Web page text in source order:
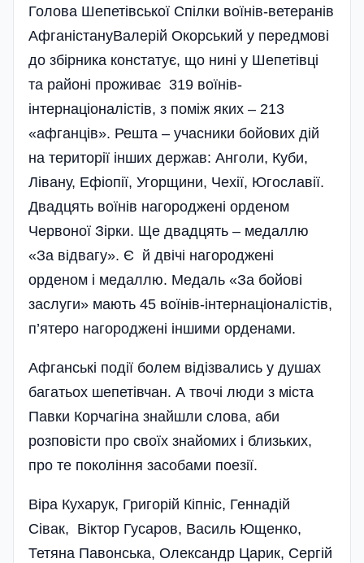
Голова Шепетівської Спілки воїнів-ветеранів
АфганістануВалерій Окорський у передмові
до збірника констатує, що нині у Шепетівці
та районі проживає 319 воїнів-
інтернаціоналістів, з поміж яких – 213
«афганців». Решта – учасники бойових дій
на території інших держав: Анголи, Куби,
Лівану, Ефіопії, Угорщини, Чехії, Югославії.
Двадцять воїнів нагороджені орденом
Червоної Зірки. Ще двадцять – медаллю
«За відвагу». Є й двічі нагороджені
орденом і медаллю. Медаль «За бойові
заслуги» мають 45 воїнів-інтернаціоналістів,
п’ятеро нагороджені іншими орденами.
Афганські події болем відізвались у душах
багатьох шепетівчан. А твочі люди з міста
Павки Корчагіна знайшли слова, аби
розповісти про своїх знайомих і близьких,
про те покоління засобами поезії.
Віра Кухарук, Григорій Кіпніс, Геннадій
Сівак, Віктор Гусаров, Василь Ющенко,
Тетяна Павонська, Олександр Царик, Сергій